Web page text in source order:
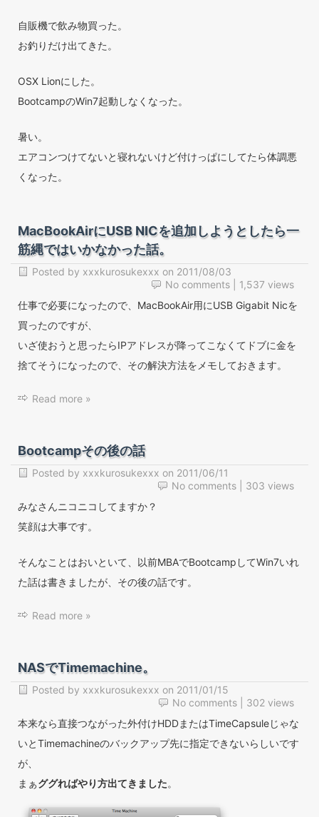
自販機で飲み物買った。
お釣りだけ出てきた。
OSX Lionにした。
BootcampのWin7起動しなくなった。
暑い。
エアコンつけてないと寝れないけど付けっぱにしてたら体調悪
くなった。
MacBookAirにUSB NICを追加しようとしたら一
筋縄ではいかなかった話。
Posted by xxxkurosukexxx on 2011/08/03
No comments | 1,537 views
仕事で必要になったので、MacBookAir用にUSB Gigabit Nicを
買ったのですが、
いざ使おうと思ったらIPアドレスが降ってこなくてドブに金を
捨てそうになったので、その解決方法をメモしておきます。
Read more »
Bootcampその後の話
Posted by xxxkurosukexxx on 2011/06/11
No comments | 303 views
みなさんニコニコしてますか？
笑顔は大事です。
そんなことはおいといて、以前MBAでBootcampしてWin7いれ
た話は書きましたが、その後の話です。
Read more »
NASでTimemachine。
Posted by xxxkurosukexxx on 2011/01/15
No comments | 302 views
本来なら直接つながった外付けHDDまたはTimeCapsuleじゃな
いとTimemachineのバックアップ先に指定できないらしいです
が、
まぁググればやり方出てきました。